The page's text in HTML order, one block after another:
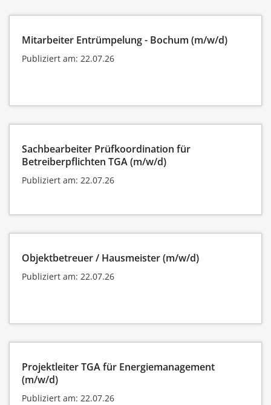
Mitarbeiter Entrümpelung - Bochum (m/w/d)
Publiziert am: 22.07.26
Sachbearbeiter Prüfkoordination für
Betreiberpflichten TGA (m/w/d)
Publiziert am: 22.07.26
Objektbetreuer / Hausmeister (m/w/d)
Publiziert am: 22.07.26
Projektleiter TGA für Energiemanagement
(m/w/d)
Publiziert am: 22.07.26